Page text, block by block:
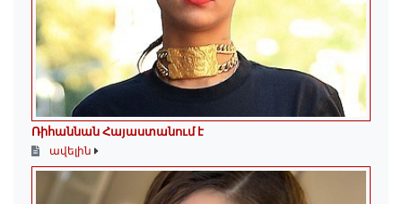
Ռիհաննան Հայաստանում է
ավելին